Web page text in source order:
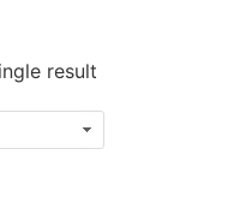
result